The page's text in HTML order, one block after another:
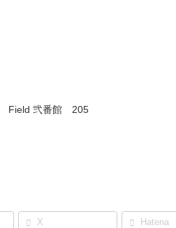
弐番館 205
X Hatena